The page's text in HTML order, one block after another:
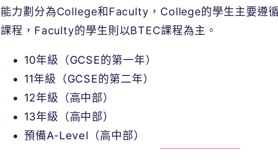
能力劃分為College和Faculty，College的學生主要遵
課程，Faculty的學生則以BTEC課程為主。
10年級（GCSE的第一年）
11年級（GCSE的第二年）
12年級（高中部）
13年級（高中部）
預備A-Level （高中部）